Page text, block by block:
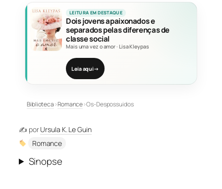
LEITURA EM DESTAQUE
Dois jovens apaixonados e
separados pelas diferenças de
classe social
Mais uma vez o amor· Lisa Kleypas
Leia aqui→
Biblioteca›Romance›Os-Despossuidos
✍️ porUrsula K. Le Guin
Romance
Sinopse